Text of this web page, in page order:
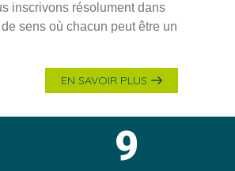
inscrivons résolument dans
sens où chacun peut être un
EN SAVOIR PLUS
9